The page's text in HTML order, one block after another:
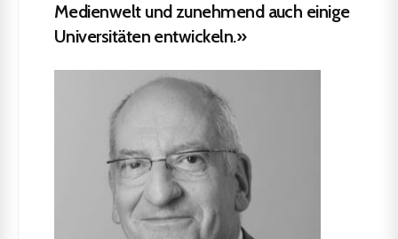
Medienwelt und zunehmend auch einige
Universitäten entwickeln.»